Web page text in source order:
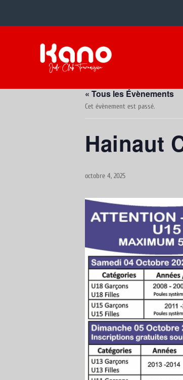
« Tous les Évènements
Cet évènement est passé.
Hainaut
octobre 4, 2025